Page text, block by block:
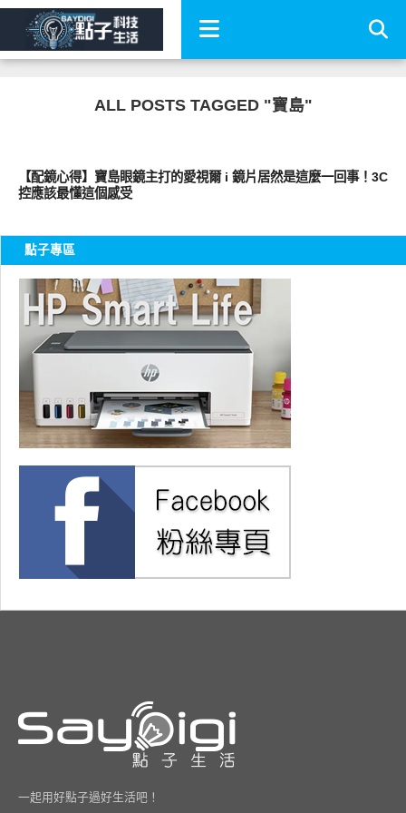
ALL POSTS TAGGED "寶島"
【配鏡心得】寶島眼鏡主打的愛視爾 i 鏡片居然是這麼一回事！3C
控應該最懂這個感受
點子專區
一起用好點子過好生活吧！